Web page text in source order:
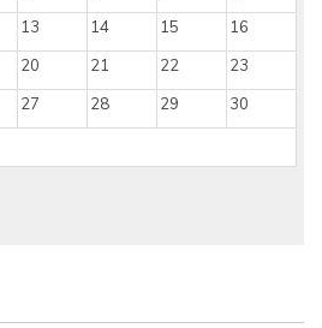
13 14 15
16
20 21 22
23
27 28 29
30